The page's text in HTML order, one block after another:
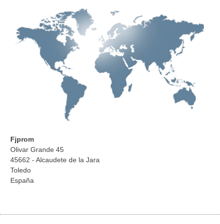
Fjprom
Olivar Grande 45
45662 - Alcaudete de la Jara
Toledo
España